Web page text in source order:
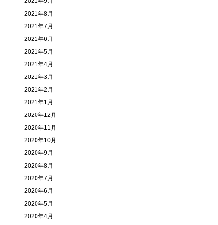
2021年8月
2021年7月
2021年6月
2021年5月
2021年4月
2021年3月
2021年2月
2021年1月
2020年12月
2020年11月
2020年10月
2020年9月
2020年8月
2020年7月
2020年6月
2020年5月
2020年4月